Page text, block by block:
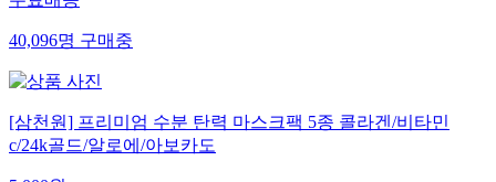
무료배송
40,096명구매중
[삼천원] 프리미엄 수분 탄력 마스크팩 5종 콜라겐/비타민
c/24k골드/알로에/아보카도